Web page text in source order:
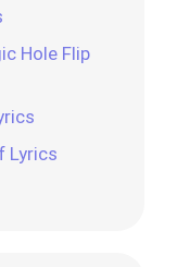
Hole Flip
Lyrics